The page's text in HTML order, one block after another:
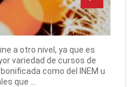
a otro nivel, ya que es
variedad de cursos de
como del INEM u
que ...